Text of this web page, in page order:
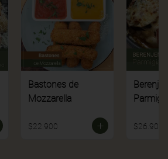
Bastones de
Mozzarella
$22.900 $26.900